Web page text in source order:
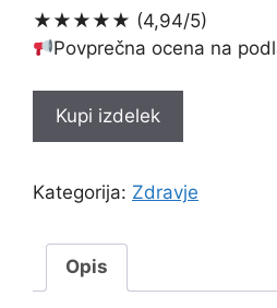
★★★★★ (4,94/5)
Povprečna ocena na
Kupi izdelek
Kategorija: Zdravje
Opis